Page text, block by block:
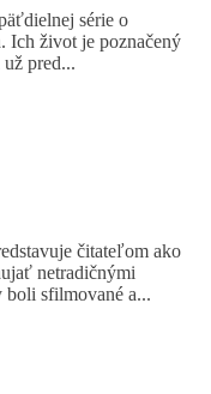
série o
Ich život je poznačený
pred...
čitateľom ako
netradičnými
boli sfilmované a...